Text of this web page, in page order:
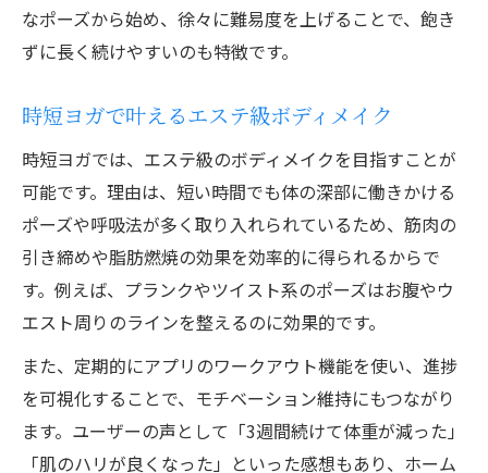
なポーズから始め、徐々に難易度を上げることで、飽き
ずに長く続けやすいのも特徴です。
時短ヨガで叶えるエステ級ボディメイク
時短ヨガでは、エステ級のボディメイクを目指すことが
可能です。理由は、短い時間でも体の深部に働きかける
ポーズや呼吸法が多く取り入れられているため、筋肉の
引き締めや脂肪燃焼の効果を効率的に得られるからで
す。例えば、プランクやツイスト系のポーズはお腹やウ
エスト周りのラインを整えるのに効果的です。
また、定期的にアプリのワークアウト機能を使い、進捗
を可視化することで、モチベーション維持にもつながり
ます。ユーザーの声として「3週間続けて体重が減った」
「肌のハリが良くなった」といった感想もあり、ホーム